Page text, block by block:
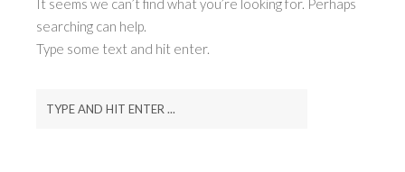
It seems we can’t find what you’re looking for. Perhaps
searching can help.
Type some text and hit enter.